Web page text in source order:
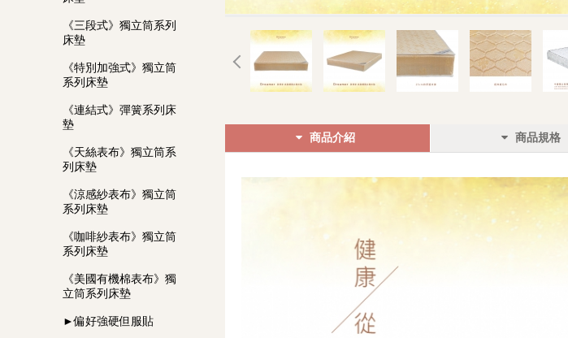
《三段式》獨立筒系列
床墊
《特別加強式》獨立筒
系列床墊
《連結式》彈簧系列床
墊
《天絲表布》獨立筒系
列床墊
《涼感紗表布》獨立筒
系列床墊
《咖啡紗表布》獨立筒
系列床墊
《美國有機棉表布》獨
立筒系列床墊
►偏好強硬但服貼
商品介紹 商品規格